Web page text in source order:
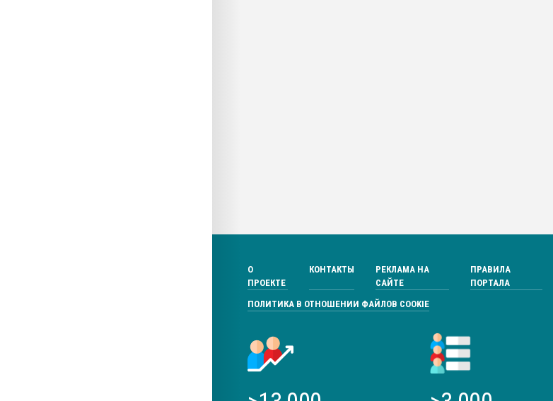
О
ПРОЕКТЕ
КОНТАКТЫ
РЕКЛАМА НА
САЙТЕ
ПРАВИЛА
ПОРТАЛА
ПОЛИТИКА В ОТНОШЕНИИ ФАЙЛОВ COOKIE